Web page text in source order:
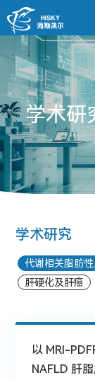
学术研
学术研究
代谢相关脂肪
肝硬化及肝癌
以 MRI-
NAFLD 肝